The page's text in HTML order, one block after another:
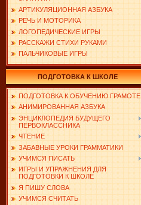
АРТИКУЛЯЦИОННАЯ АЗБУКА
РЕЧЬ И МОТОРИКА
ЛОГОПЕДИЧЕСКИЕ ИГРЫ
РАССКАЖИ СТИХИ РУКАМИ
ПАЛЬЧИКОВЫЕ ИГРЫ
ПОДГОТОВКА К ШКОЛЕ
ПОДГОТОВКА К ОБУЧЕНИЮ ГРАМОТЕ
АНИМИРОВАННАЯ АЗБУКА
ЭНЦИКЛОПЕДИЯ БУДУЩЕГО
ПЕРВОКЛАССНИКА
ЧТЕНИЕ
ЗАБАВНЫЕ УРОКИ ГРАММАТИКИ
УЧИМСЯ ПИСАТЬ
ИГРЫ И УПРАЖНЕНИЯ ДЛЯ
ПОДГОТОВКИ К ШКОЛЕ
Я ПИШУ СЛОВА
УЧИМСЯ СЧИТАТЬ